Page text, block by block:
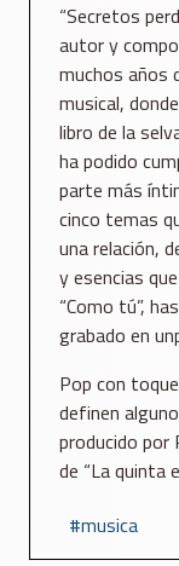
“Secretos
autor y
muchos años
musical,
libro de la
ha podido
parte más
cinco temas
una relación,
y esencias
“Como tú”,
grabado en
Pop con
definen
producido por
de “La quinta
musica